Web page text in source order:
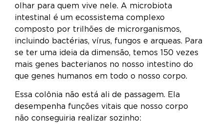
olhar para quem vive nele. A microbiota
intestinal é um ecossistema complexo
composto por trilhões de microrganismos,
incluindo bactérias, vírus, fungos e arqueas. Para
se ter uma ideia da dimensão, temos 150 vezes
mais genes bacterianos no nosso intestino do
que genes humanos em todo o nosso corpo.
Essa colônia não está ali de passagem. Ela
desempenha funções vitais que nosso corpo
não conseguiria realizar sozinho: